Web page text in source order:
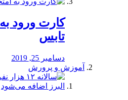
کارت ورود
تابس
دسامبر 25, 2019
آموزش و پرورش